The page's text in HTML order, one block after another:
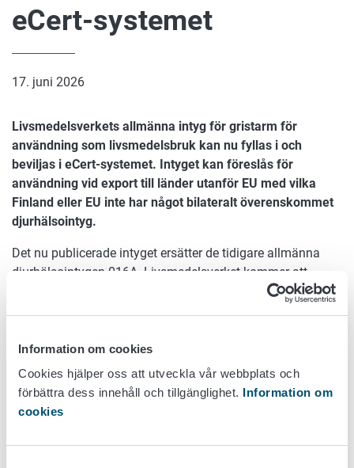
Information om cookies
Cookies hjälper oss att utveckla vår webbplats och
förbättra dess innehåll och tillgänglighet. Information om
cookies
eCert-systemet
17. juni 2026
Livsmedelsverkets allmänna intyg för gristarm för
användning som livsmedelsbruk kan nu fyllas i och
beviljas i eCert-systemet. Intyget kan föreslås för
användning vid export till länder utanför EU med vilka
Finland eller EU inte har något bilateralt överenskommet
djurhälsointyg.
Det nu publicerade intyget ersätter de tidigare allmänna
djurhälsointygen 016A. Livsmedelsverket kommer att
publicera alla allmänna exportintyg i eCert-systemet under
Om det inte finns något officiellt överenskommet intyg eller
exportören till exempel tillsammans med importören låta
destinationslandets behöriga myndigheter godkänna sitt
intygsförslag. Vi rekommenderar att Livsmedelsverkets